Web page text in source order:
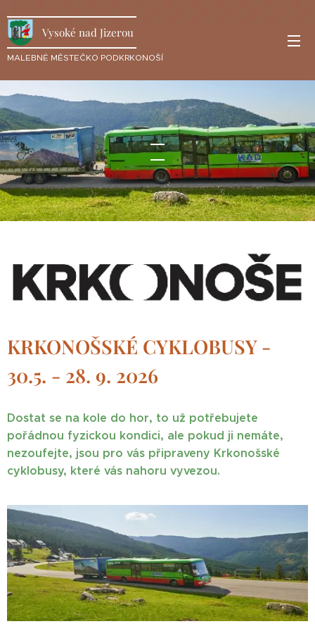
Vysoké nad Jizerou
MALEBNÉ MĚSTEČKO PODKRKONOŠÍ
KRKONOŠSKÉ CYKLOBUSY -
30.5. - 28. 9. 2026
Dostat se na kole do hor, to už potřebujete
pořádnou fyzickou kondici, ale pokud ji nemáte,
nezoufejte, jsou pro vás připraveny Krkonošské
cyklobusy, které vás nahoru vyvezou.